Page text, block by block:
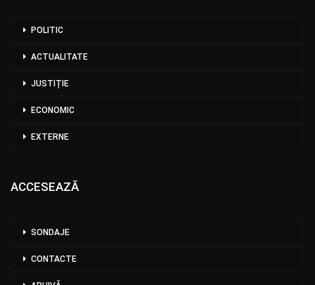
POLITIC
ACTUALITATE
JUSTIȚIE
ECONOMIC
EXTERNE
ACCESEAZĂ
SONDAJE
CONTACTE